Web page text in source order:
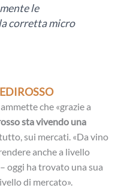
le
corretta micro
che «grazie a
sta vivendo una
sui mercati. «Da vino
anche a livello
oggi ha trovato una sua
di mercato».